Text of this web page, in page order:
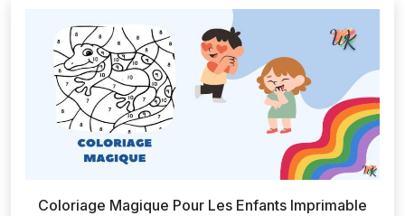
Coloriage Magique Pour Les Enfants Imprimable